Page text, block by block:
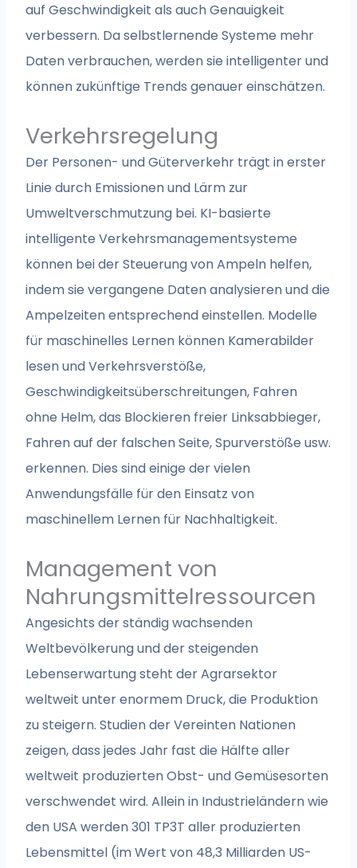
auf Geschwindigkeit als auch Genauigkeit
verbessern. Da selbstlernende Systeme mehr
Daten verbrauchen, werden sie intelligenter und
können zukünftige Trends genauer einschätzen.
Verkehrsregelung
Der Personen- und Güterverkehr trägt in erster
Linie durch Emissionen und Lärm zur
Umweltverschmutzung bei. KI-basierte
intelligente Verkehrsmanagementsysteme
können bei der Steuerung von Ampeln helfen,
indem sie vergangene Daten analysieren und die
Ampelzeiten entsprechend einstellen. Modelle
für maschinelles Lernen können Kamerabilder
lesen und Verkehrsverstöße,
Geschwindigkeitsüberschreitungen, Fahren
ohne Helm, das Blockieren freier Linksabbieger,
Fahren auf der falschen Seite, Spurverstöße usw.
erkennen. Dies sind einige der vielen
Anwendungsfälle für den Einsatz von
maschinellem Lernen für Nachhaltigkeit.
Management von
Nahrungsmittelressourcen
Angesichts der ständig wachsenden
Weltbevölkerung und der steigenden
Lebenserwartung steht der Agrarsektor
weltweit unter enormem Druck, die Produktion
zu steigern. Studien der Vereinten Nationen
zeigen, dass jedes Jahr fast die Hälfte aller
weltweit produzierten Obst- und Gemüsesorten
verschwendet wird. Allein in Industrieländern wie
den USA werden 301 TP3T aller produzierten
Lebensmittel (im Wert von 48,3 Milliarden US-